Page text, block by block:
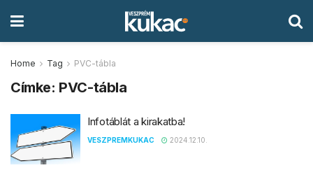
Home Tag PVC-tábla
Címke: PVC-tábla
Infotáblát a kirakatba!
VESZPREMKUKAC 2024.12.10.